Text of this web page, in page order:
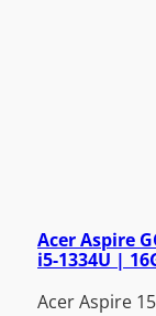
Acer Aspire
i5-1334U |
Acer Aspire